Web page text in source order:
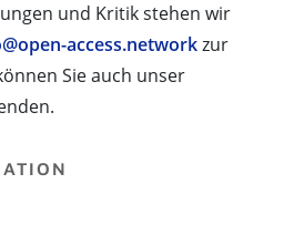
und Kritik stehen wir
access.networkzur
Sie auch unser